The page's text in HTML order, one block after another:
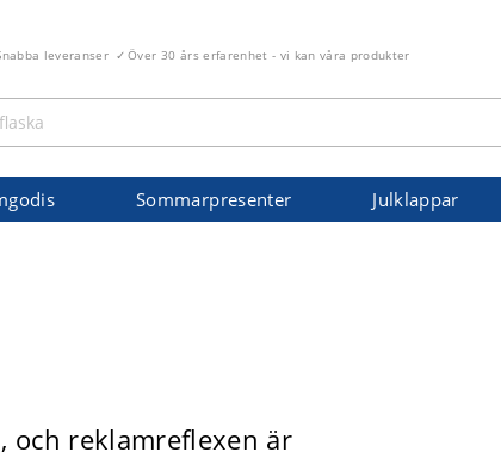
leveranser Över 30 års erfarenhet - vi kan våra produkter
Sommarpresenter Julklappar
och reklamreflexen är